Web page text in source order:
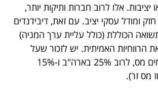
אלו לרוב חברות ותיקות יותר,
ומודל עסקי יציב. עם זאת, דיבידנדים
הכוללת (כולל עליית ערך המניה)
הרווחיות האמיתית. יש לזכור שעל
דיבידנדים משלמים מס, לרוב 25% בארה"ב ו-15%
מס זר).